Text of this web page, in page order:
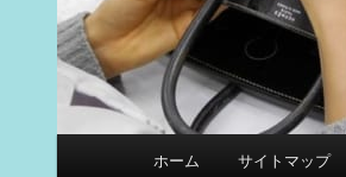
ホーム サイトマップ